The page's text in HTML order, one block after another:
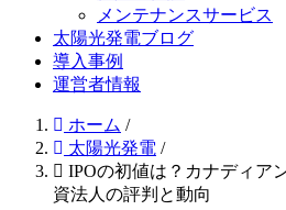
メンテナンスサービス
太陽光発電ブログ
導入事例
運営者情報
ホーム /
太陽光発電 /
IPOの初値は？カナディア
資法人の評判と動向